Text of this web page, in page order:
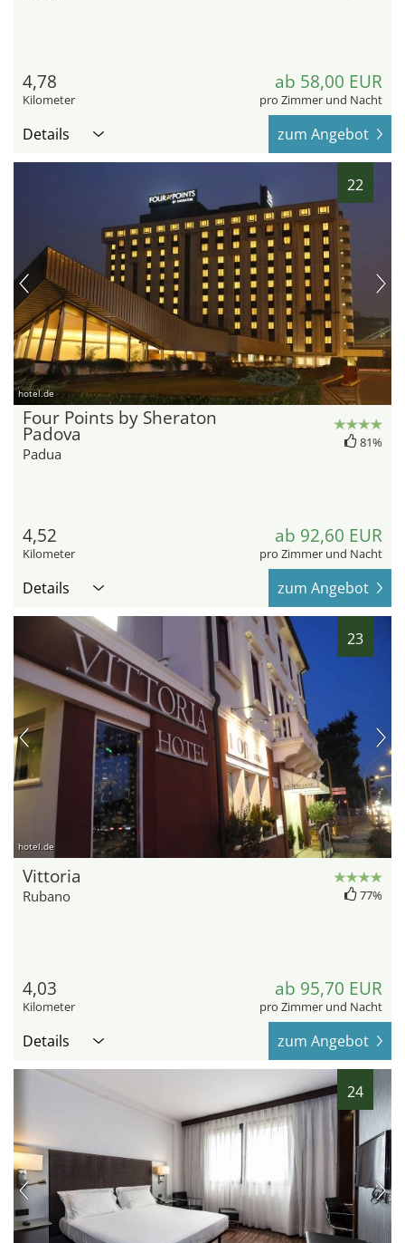
4,78
Kilometer
ab 58,00 EUR
pro Zimmer und Nacht
Details zum Angebot
22
hotel.de
Four Points by Sheraton
Padova
Padua
81%
4,52
Kilometer
ab 92,60 EUR
pro Zimmer und Nacht
Details zum Angebot
23
hotel.de
Vittoria
Rubano 77%
4,03
Kilometer
ab 95,70 EUR
pro Zimmer und Nacht
Details zum Angebot
24